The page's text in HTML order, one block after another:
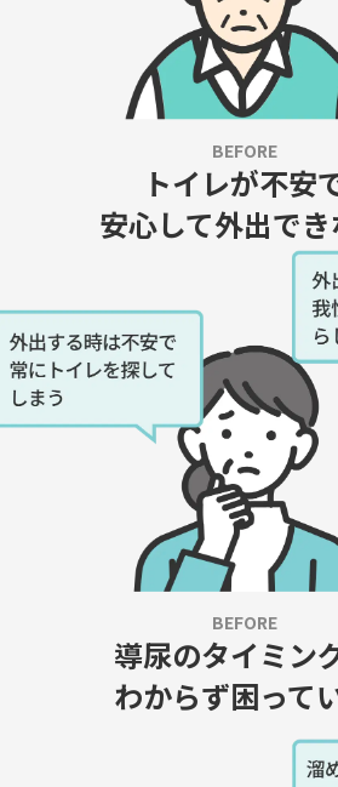
トイレが不安
安心して外出で
導尿のタイミン
わからず困って